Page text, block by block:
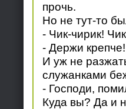
прочь.
Но не тут-то
- Чик-чирик!
- Держи
И уж не
служанками
- Господи,
Куда вы? Да и